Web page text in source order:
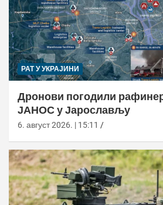
РАТ У УКРАЈИНИ
Дронови погодили
ЈАНОС у Јарослављу
6. август 2026. | 15:11